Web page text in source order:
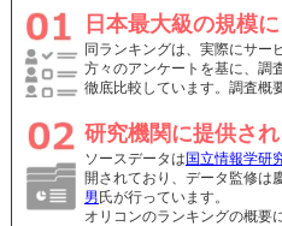
日本最大級の規模
同ランキングは、実際にサー
方々のアンケートを基に、調
徹底比較しています。調査概
研究機関に提供さ
ソースデータは国立情報学研
開されており、データ監修は
男氏が行っています。
オリコンのランキングの概要